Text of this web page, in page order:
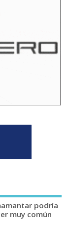
podría
muy común